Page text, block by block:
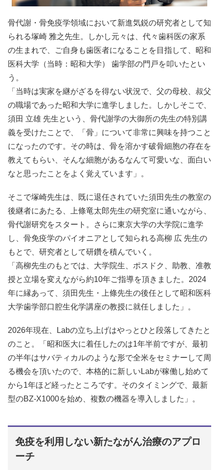
骨代謝・骨免疫学領域において新進気鋭の研究者として知
られる塚崎 雅之先生。しかし元々は、代々歯科医の家系
の生まれで、ご自身も歯医者になることを目指して、昭和
医科大学（当時：昭和大学） 歯学部の門戸を叩いたとい
う。
「当時は実家を継がざるを得ない状況で、父の母校、叔父
の職場であった昭和大学に進学しました。しかしそこで、
須田 立雄 先生という、骨代謝学の大御所の先生の特別講
義を受けたことで、「骨」について非常に興味を持つこと
になったのです。その時は、骨を溶かす破骨細胞の存在を
教えてもらい、そんな細胞があるなんて可愛いな、面白い
なと思ったことをよく覚えています」。
そこで塚崎先生は、既に退任されていた須田先生の教室の
後継者にあたる、上條竜太郎先生の研究室に通いながら、
骨代謝研究をスタート。さらに東京大学の大学院に進学
し、骨免疫学のパイオニアとして知られる高柳 広 先生の
もとで、研究者として研鑽を積んでいく。
「高柳先生のもとでは、大学院生、ポスドク、助教、准教
授と立場を変えながら約10年ご指導を頂きました。2024
年に縁あって、須田先生・上條先生の後任として昭和医科
大学歯学部口腔生化学講座の教授に就任しました」。
2026年現在、Labの立ち上げはやっとひと段落してきたと
のこと。「昭和医大に着任したのは1年半前ですが、最初
の半年はサバティカルのような形で全米をセミナーして周
る機会を頂いたので、本格的に新しいLabが稼働し始めて
から1年ほど経ったところです。そのタイミングで、最新
型のBZ-X1000を始め、複数の機器を導入しました」。
免疫を利用しない新たながん治療のアプロ
ーチ